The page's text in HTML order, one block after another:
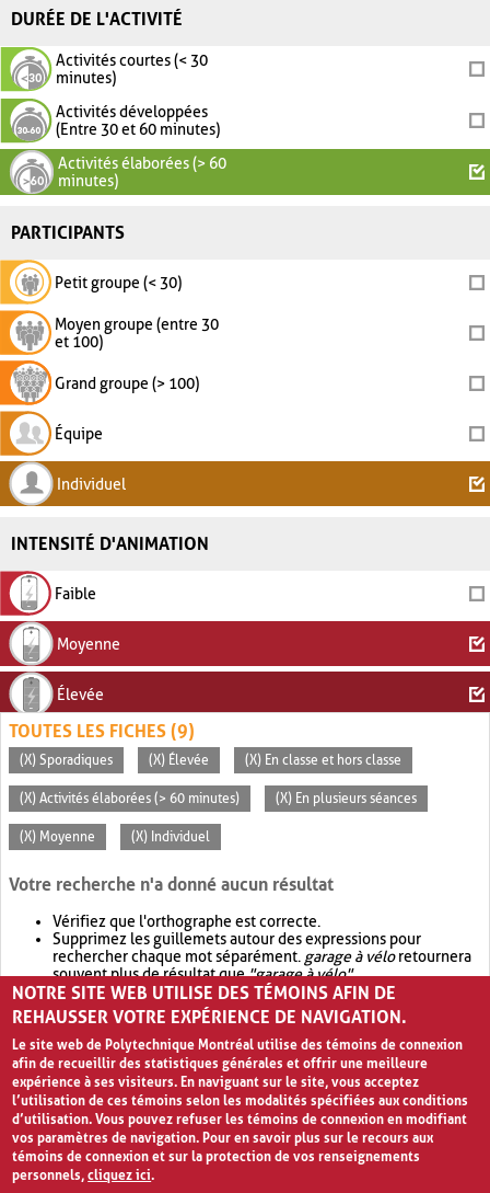
DURÉE DE L'ACTIVITÉ
Activités courtes (< 30
minutes)
Activités développées
(Entre 30 et 60 minutes)
Activités élaborées (> 60
minutes)
PARTICIPANTS
Petit groupe (< 30)
Moyen groupe (entre 30
et 100)
Grand groupe (> 100)
Équipe
Individuel
INTENSITÉ D'ANIMATION
Faible
Moyenne
Élevée
TOUTES LES FICHES (9)
(X) Sporadiques (X) Élevée (X) En classe et hors classe
(X) Activités élaborées (> 60 minutes) (X) En plusieurs séances
(X) Moyenne (X) Individuel
Votre recherche n'a donné aucun résultat
Vérifiez que l'orthographe est correcte.
Supprimez les guillemets autour des expressions pour
rechercher chaque mot séparément. garage à véloretournera
souvent plus de résultat que"garage à vélo".
Envisagez d'élargir votre recherche avec OR.garage OR vélo
retournera souvent plus de résultat quegarage à vélo
NOTRE SITE WEB UTILISE DES TÉMOINS AFIN DE
REHAUSSER VOTRE EXPÉRIENCE DE NAVIGATION.
Le site web de Polytechnique Montréal utilise des témoins de connexion
afin de recueillir des statistiques générales et offrir une meilleure
expérience à ses visiteurs. En naviguant sur le site, vous acceptez
l’utilisation de ces témoins selon les modalités spécifiées aux conditions
d’utilisation. Vous pouvez refuser les témoins de connexion en modifiant
vos paramètres de navigation. Pour en savoir plus sur le recours aux
témoins de connexion et sur la protection de vos renseignements
personnels,cliquez ici.